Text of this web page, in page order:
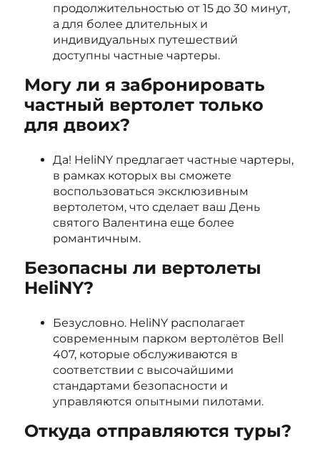
продолжительностью от 15 до 30 минут,
а для более длительных и
индивидуальных путешествий
доступны частные чартеры.
Могу ли я забронировать
частный вертолет только
для двоих?
Да! HeliNY предлагает частные чартеры,
в рамках которых вы сможете
воспользоваться эксклюзивным
вертолетом, что сделает ваш День
святого Валентина еще более
романтичным.
Безопасны ли вертолеты
HeliNY?
Безусловно. HeliNY располагает
современным парком вертолётов Bell
407, которые обслуживаются в
соответствии с высочайшими
стандартами безопасности и
управляются опытными пилотами.
Откуда отправляются туры?